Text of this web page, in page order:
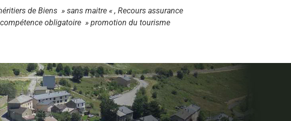
de Biens » sans maitre « , Recours assurance
compétence obligatoire » promotion du tourisme